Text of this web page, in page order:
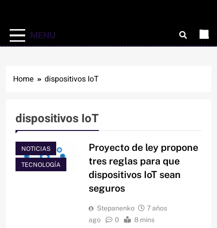
MENU
Home dispositivos IoT
dispositivos IoT
NOTICIAS
TECNOLOGÍA
Proyecto de ley propone
tres reglas para que
dispositivos IoT sean
seguros
Stepanenko
7 años
ago
0 8 mins